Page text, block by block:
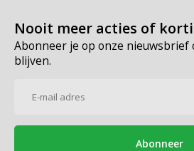
Nooit meer acties of
Abonneer je op onze nieuwsbrief
blijven.
Abonneer